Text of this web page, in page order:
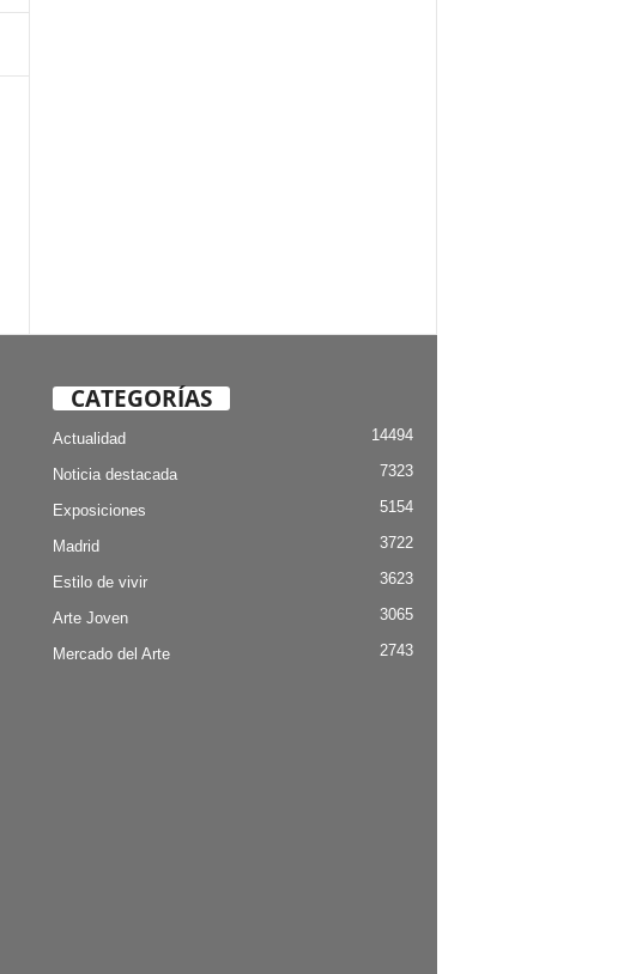
CATEGORÍAS
Actualidad 14494
Noticia destacada 7323
Exposiciones 5154
Madrid 3722
Estilo de vivir 3623
Arte Joven 3065
Mercado del Arte 2743